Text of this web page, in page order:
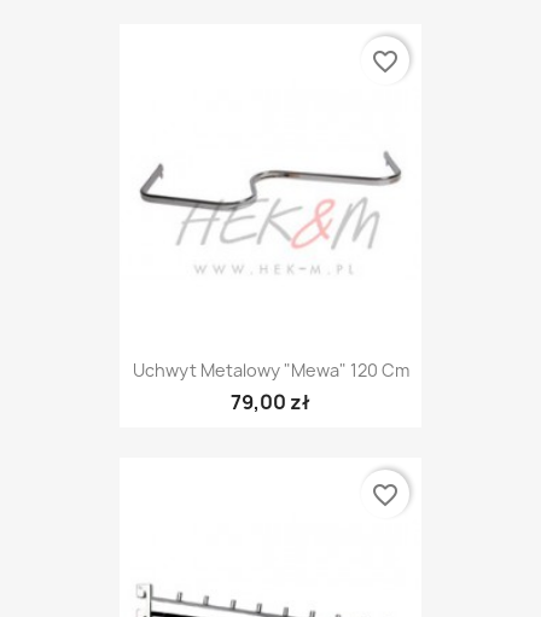
Uchwyt Metalowy "mewa" 120 Cm
79,00 zł
favorite_border
favorite_border